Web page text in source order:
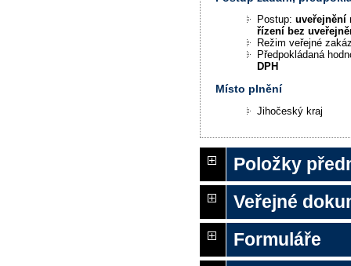
Postup:uveřejnění
řízení bez
Režim veřejné
Předpokládaná
DPH
Místo plnění
Jihočeský kraj
Položky
Veřejné
Formuláře